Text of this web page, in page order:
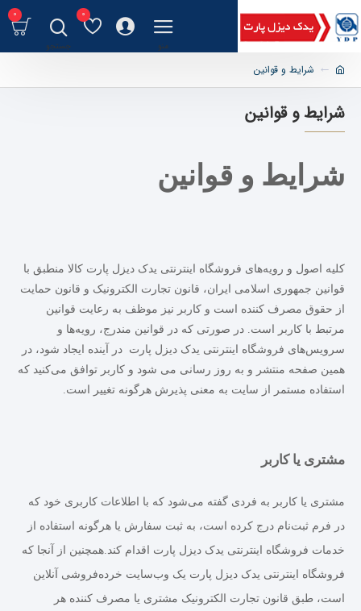
0
0
شرایط و قوانین
شرایط و قوانین
شرایط و قوانین
کلیه اصول و رویه‏‌های فروشگاه اینترنتی یدک دیزل پارت کالا منطبق با
قوانین جمهوری اسلامی ایران، قانون تجارت الکترونیک و قانون حمایت
از حقوق مصرف کننده است و کاربر نیز موظف به رعایت قوانین
مرتبط با کاربر است. در صورتی که در قوانین مندرج، رویه‏‌ها و
سرویس‏‌های فروشگاه اینترنتی یدک دیزل پارت در آینده ایجاد شود، در
همین صفحه منتشر و به روز رسانی می شود و کاربر توافق می‏‌کنید که
استفاده مستمر از سایت به معنی پذیرش هرگونه تغییر است.
مشتری یا کاربر
مشتری یا کاربر به فردی گفته می‌شود که با اطلاعات کاربری خود که
در فرم ثبت‌نام درج کرده است، به ثبت سفارش یا هرگونه استفاده از
خدمات فروشگاه اینترنتی یدک دیزل پارت اقدام کند.همچنین از آنجا که
فروشگاه اینترنتی یدک دیزل پارت یک وب‌سایت خرده‌فروشی آنلاین
است، طبق قانون تجارت الکترونیک مشتری یا مصرف کننده هر